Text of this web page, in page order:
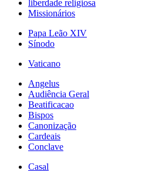
liberdade religiosa
Missionários
Papa Leão XIV
Sínodo
Vaticano
Angelus
Audiência Geral
Beatificacao
Bispos
Canonização
Cardeais
Conclave
Casal